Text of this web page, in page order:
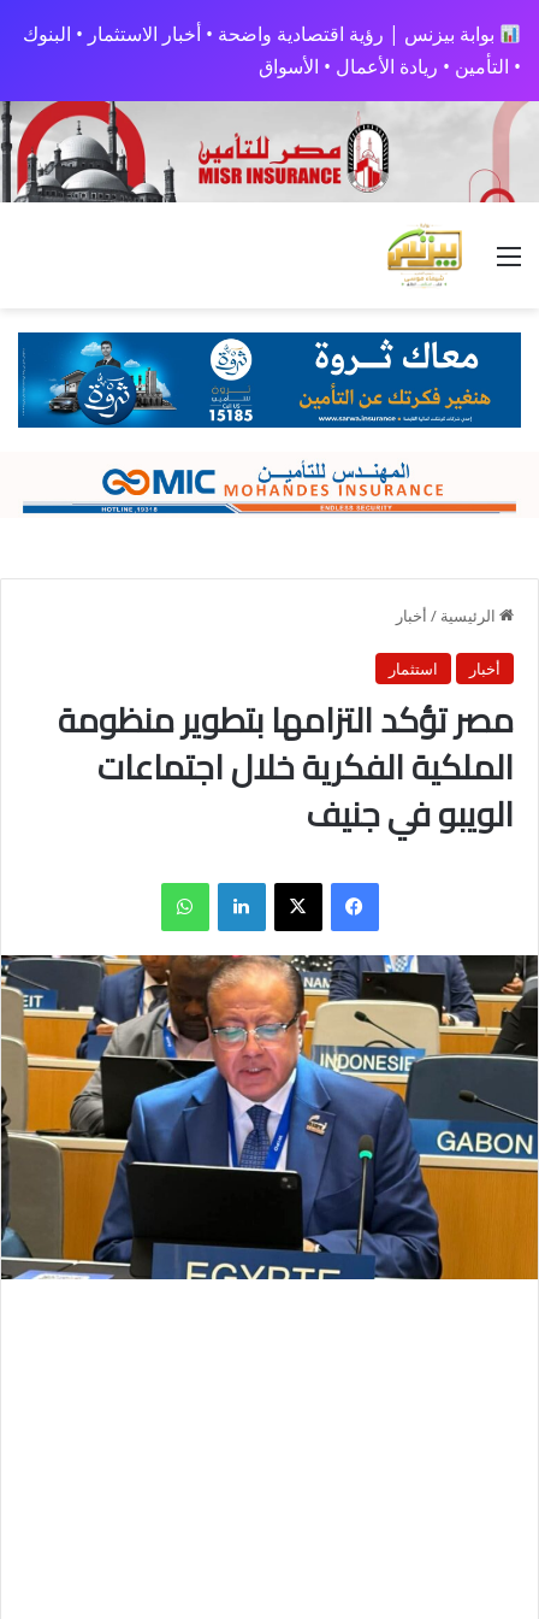
بوابة بيزنس | رؤية اقتصادية واضحة • أخبار الاستثمار • البنوك
• التأمين • ريادة الأعمال • الأسواق
القائمة
الرئيسية / أخبار
أخبار استثمار
مصر تؤكد التزامها بتطوير منظومة
الملكية الفكرية خلال اجتماعات
الويبو في جنيف
فيسبوك X لينكدإن